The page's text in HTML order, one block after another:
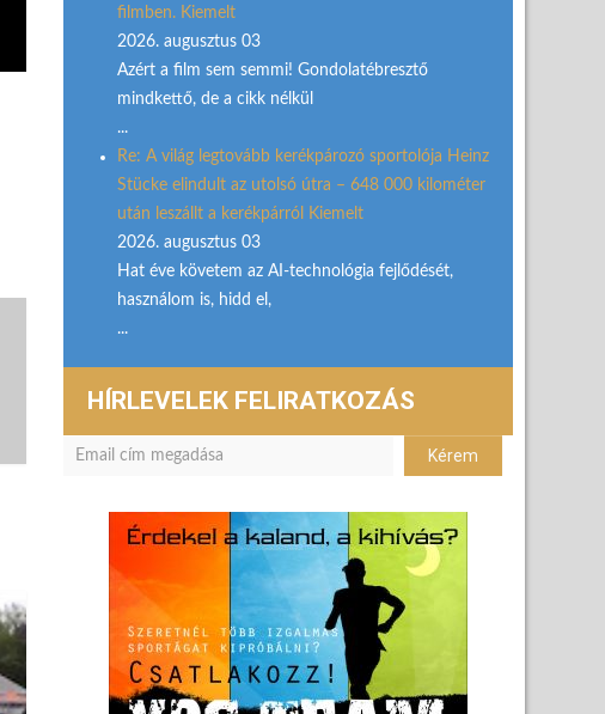
filmben. Kiemelt
2026. augusztus 03
Azért a film sem semmi! Gondolatébresztő
mindkettő, de a cikk nélkül
...
Re: A világ legtovább kerékpározó sportolója Heinz
Stücke elindult az utolsó útra – 648 000 kilométer
után leszállt a kerékpárról Kiemelt
2026. augusztus 03
Hat éve követem az AI-technológia fejlődését,
használom is, hidd el,
...
HÍRLEVELEK FELIRATKOZÁS